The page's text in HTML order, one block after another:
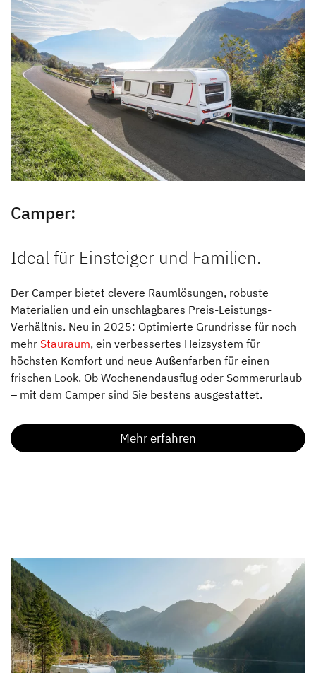
Camper:
Ideal für Einsteiger und Familien.
Der Camper bietet clevere Raumlösungen, robuste
Materialien und ein unschlagbares Preis-Leistungs-
Verhältnis. Neu in 2025: Optimierte Grundrisse für noch
mehr Stauraum, ein verbessertes Heizsystem für
höchsten Komfort und neue Außenfarben für einen
frischen Look. Ob Wochenendausflug oder Sommerurlaub
– mit dem Camper sind Sie bestens ausgestattet.
Mehr erfahren